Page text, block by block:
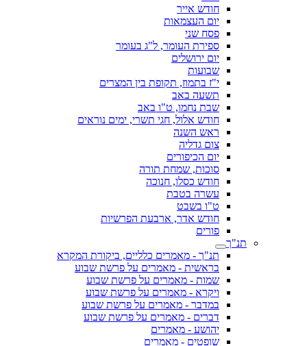
חודש אייר
יום העצמאות
פסח שני
ספירת העומר, ל"ג בעומר
יום ירושלים
שבועות
י"ז בתמוז, תקופת בין המצרים
תשעה באב
שבת נחמו, ט"ו באב
חודש אלול, חגי תשרי, ימים נוראים
ראש השנה
צום גדליה
יום הכיפורים
סוכות, שמחת תורה
חודש כסלו, חנוכה
עשרה בטבת
ט"ו בשבט
חודש אדר, ארבעת הפרשיות
פורים
תנ"ך
תנ"ך - מאמרים כלליים, ביקורת המקרא
בראשית - מאמרים על פרשת שבוע
שמות - מאמרים על פרשת שבוע
ויקרא - מאמרים על פרשת שבוע
במדבר - מאמרים על פרשת שבוע
דברים - מאמרים על פרשת שבוע
יהושע - מאמרים
שופטים - מאמרים